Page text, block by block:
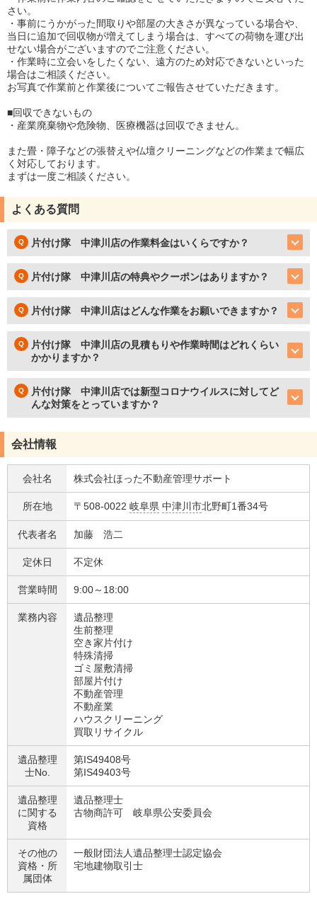
さい。
・事前にうかがった間取りや部屋の大きさが異なっている場合や、
当日に追加で回収物が増えてしまう場合は、すべての荷物を運び出
せない場合がございますのでご注意ください。
・作業時に立会いをしたくない、遠方のため対応できないといった
場合はご相談ください。
お写真で作業前と作業後についてご報告させていただきます。
■回収できないもの
・産業廃棄物や危険物、医療機器は回収できません。
また畳・障子などの張替えや仏壇クリーニングなどの作業まで幅広
く対応しております。
まずは一度ご相談ください。
よくある質問
片付け隊 中津川店の作業料金はいくらですか？
片付け隊 中津川店の特典やクーポンはありますか？
片付け隊 中津川店はどんな作業をお願いできますか？
片付け隊 中津川店の見積もりや作業時間はどれくらい
かかりますか？
片付け隊 中津川店では新型コロナウイルスに対してど
んな対策をとっていますか？
会社情報
会社名 株式会社ほった不動産管理サポート
所在地 〒508-0022 岐阜県 中津川市北野町1番34号
代表者名 加藤 浩二
定休日 不定休
営業時間 9:00～18:00
業務内容
遺品整理
生前整理
空き家片付け
特殊清掃
ゴミ屋敷清掃
部屋片付け
不動産管理
不動産業
ハウスクリーニング
買取リサイクル
遺品整理
士No.
第IS49408号
第IS49403号
遺品整理
に関する
資格
遺品整理士
古物商許可 岐阜県公安委員会
その他の
資格・ 所
属団体
一般財団法人遺品整理士認定協会
宅地建物取引士